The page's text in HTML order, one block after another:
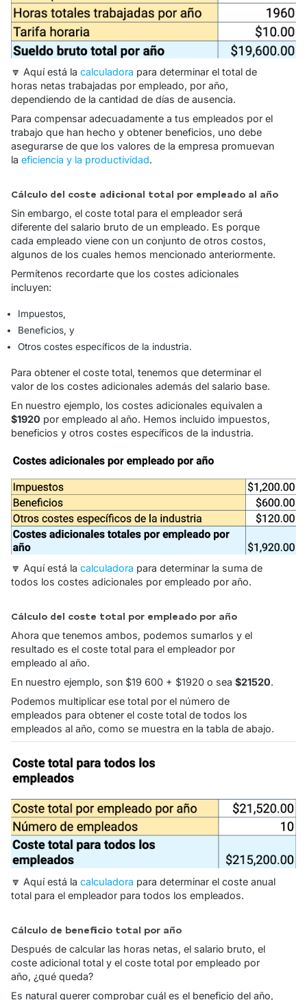
🔽 Aquí está la calculadora para determinar el total de
horas netas trabajadas por empleado, por año,
dependiendo de la cantidad de días de ausencia.
Para compensar adecuadamente a tus empleados por el
trabajo que han hecho y obtener beneficios, uno debe
asegurarse de que los valores de la empresa promuevan
la eficiencia y la productividad.
Cálculo del coste adicional total por empleado al año
Sin embargo, el coste total para el empleador será
diferente del salario bruto de un empleado. Es porque
cada empleado viene con un conjunto de otros costos,
algunos de los cuales hemos mencionado anteriormente.
Permítenos recordarte que los costes adicionales
incluyen:
Impuestos,
Beneficios, y
Otros costes específicos de la industria.
Para obtener el coste total, tenemos que determinar el
valor de los costes adicionales además del salario base.
En nuestro ejemplo, los costes adicionales equivalen a
$1920 por empleado al año. Hemos incluido impuestos,
beneficios y otros costes específicos de la industria.
🔽 Aquí está la calculadora para determinar la suma de
todos los costes adicionales por empleado por año.
Cálculo del coste total por empleado por año
Ahora que tenemos ambos, podemos sumarlos y el
resultado es el coste total para el empleador por
empleado al año.
En nuestro ejemplo, son $19 600 + $1920 o sea $21520.
Podemos multiplicar ese total por el número de
empleados para obtener el coste total de todos los
empleados al año, como se muestra en la tabla de abajo.
🔽 Aquí está la calculadora para determinar el coste anual
total para el empleador para todos los empleados.
Cálculo de beneficio total por año
Después de calcular las horas netas, el salario bruto, el
coste adicional total y el coste total por empleado por
año, ¿qué queda?
Es natural querer comprobar cuál es el beneficio del año,